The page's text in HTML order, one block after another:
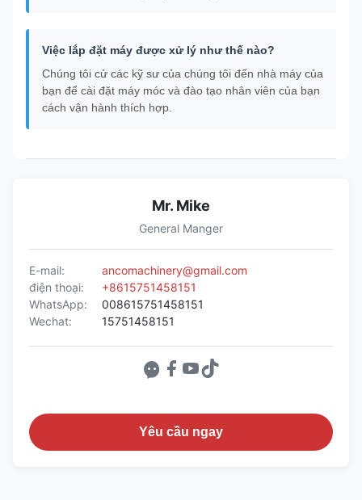
Việc lắp đặt máy được xử lý như thế nào?
Chúng tôi cử các kỹ sư của chúng tôi đến nhà máy của
bạn để cài đặt máy móc và đào tạo nhân viên của bạn
cách vận hành thích hợp.
Mr. Mike
General Manger
E-mail:
ancomachinery@gmail.com
điện thoại:
+8615751458151
WhatsApp:
008615751458151
Wechat:
15751458151
Yêu cầu ngay